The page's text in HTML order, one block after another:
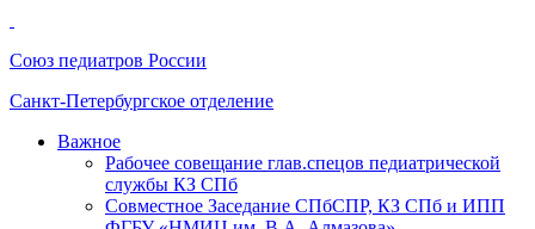
Союз педиатров России
Санкт-Петербургское отделение
Важное
Рабочее совещание глав.спецов педиатрической
службы КЗ СПб
Совместное Заседание СПбСПР, КЗ СПб и ИПП